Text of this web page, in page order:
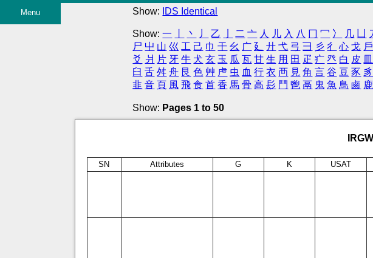
Menu Show: IDS Identical
Show:一 丶 丿 乙 二 亠 人 儿 入 八 冂 冖 冫 几
尸 屮 山 巛 工 己 巾 干 幺 广 廴 廾 弋 弓 彐 彡 彳 心 戈 戶
爻 爿 片 牙 牛 犬 玄 玉 瓜 瓦 甘 生 用 田 疋 疒 癶 白 皮 皿
臼 舌 舛 舟 艮 色 艸 虍 虫 血 行 衣 襾 見 角 言 谷 豆 豕 豸
韭 音 頁 風 飛 食 首 香 馬 骨 高 髟 鬥 鬯 鬲 鬼 魚 鳥 鹵 鹿
Show: Pages 1 to 50
SN Attributes G K USAT